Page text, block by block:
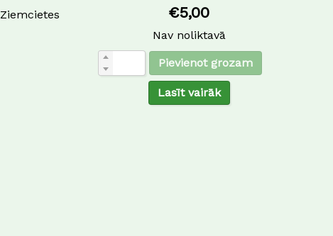
Ziemcietes €5,00
Nav noliktavā
Pievienot grozam
Lasīt vairāk